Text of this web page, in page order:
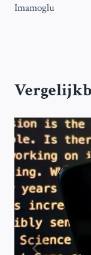
Imamoglu